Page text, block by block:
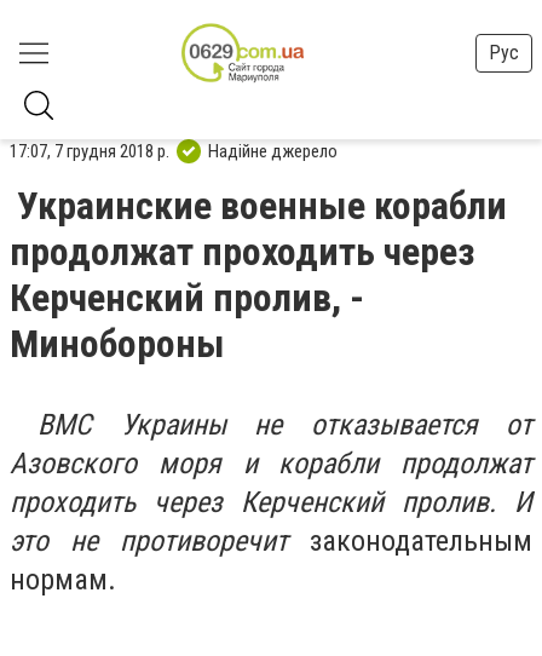
Рус
17:07, 7 грудня 2018 р. Надійне джерело
Украинские военные корабли
продолжат проходить через
Керченский пролив, -
Минобороны
ВМС Украины не отказывается от
Азовского моря и корабли продолжат
проходить через Керченский пролив. И
это не противоречитзаконодательным
нормам.